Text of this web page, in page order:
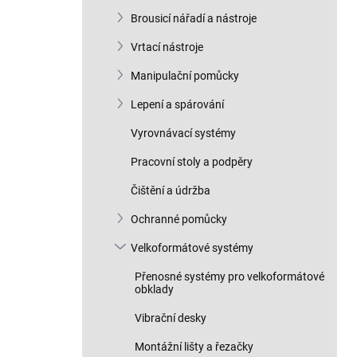
Brousicí nářadí a nástroje
Vrtací nástroje
Manipulační pomůcky
Lepení a spárování
Vyrovnávací systémy
Pracovní stoly a podpěry
Čištění a údržba
Ochranné pomůcky
Velkoformátové systémy
Přenosné systémy pro velkoformátové
obklady
Vibrační desky
Montážní lišty a řezačky